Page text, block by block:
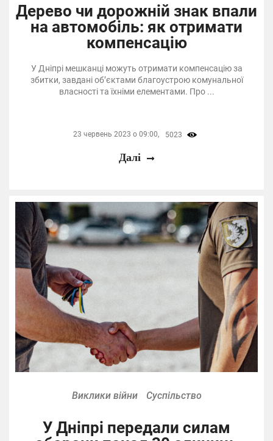
Дерево чи дорожній знак впали
на автомобіль: як отримати
компенсацію
У Дніпрі мешканці можуть отримати компенсацію за
збитки, завдані об’єктами благоустрою комунальної
власності та їхніми елементами. Про ...
23 червень 2023 о 09:00, 5023
Далі
Виклики війни Суспільство
У Дніпрі передали силам